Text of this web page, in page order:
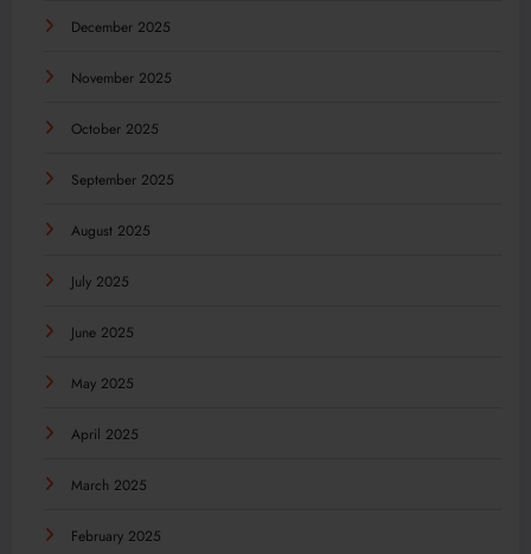
December 2025
November 2025
October 2025
September 2025
August 2025
July 2025
June 2025
May 2025
April 2025
March 2025
February 2025